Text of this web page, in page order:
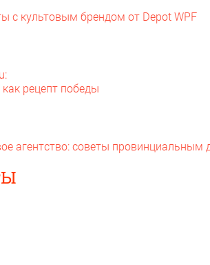
с культовым брендом от Depot WPF
как рецепт победы
агентство: советы провинциальным